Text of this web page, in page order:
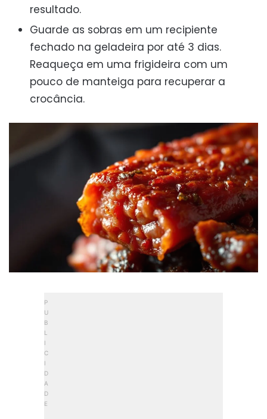
resultado.
Guarde as sobras em um recipiente
fechado na geladeira por até 3 dias.
Reaqueça em uma frigideira com um
pouco de manteiga para recuperar a
crocância.